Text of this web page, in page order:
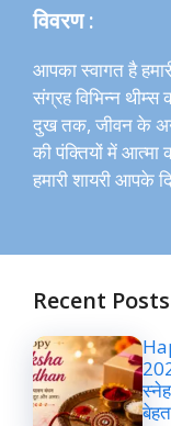
विवरण :
आपका स्वागत है
संग्रह विभिन्न
दुख तक, जीवन के
की पंक्तियों में आत्मा
हमारी शायरी
Recent Posts